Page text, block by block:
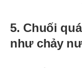
5. Chuối
như chảy